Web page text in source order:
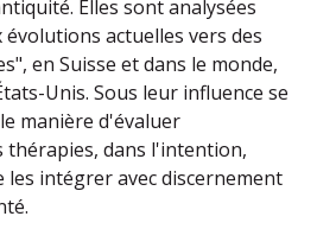
Elles sont analysées
actuelles vers des
en Suisse et dans le monde,
Unis. Sous leur influence se
manière d'évaluer
thérapies, dans l'intention,
les intégrer avec discernement